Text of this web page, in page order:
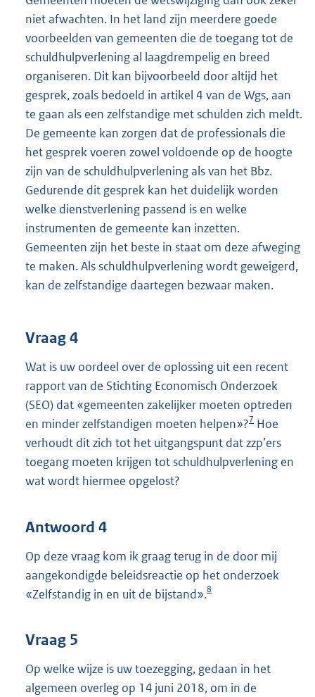
niet afwachten. In het land zijn meerdere goede
voorbeelden van gemeenten die de toegang tot de
schuldhulpverlening al laagdrempelig en breed
organiseren. Dit kan bijvoorbeeld door altijd het
gesprek, zoals bedoeld in artikel 4 van de Wgs, aan
te gaan als een zelfstandige met schulden zich meldt.
De gemeente kan zorgen dat de professionals die
het gesprek voeren zowel voldoende op de hoogte
zijn van de schuldhulpverlening als van het Bbz.
Gedurende dit gesprek kan het duidelijk worden
welke dienstverlening passend is en welke
instrumenten de gemeente kan inzetten.
Gemeenten zijn het beste in staat om deze afweging
te maken. Als schuldhulpverlening wordt geweigerd,
kan de zelfstandige daartegen bezwaar maken.
Vraag 4
Wat is uw oordeel over de oplossing uit een recent
rapport van de Stichting Economisch Onderzoek
(SEO) dat «gemeenten zakelijker moeten optreden
en minder zelfstandigen moeten helpen»?7 Hoe
verhoudt dit zich tot het uitgangspunt dat zzp’ers
toegang moeten krijgen tot schuldhulpverlening en
wat wordt hiermee opgelost?
Antwoord 4
Op deze vraag kom ik graag terug in de door mij
aangekondigde beleidsreactie op het onderzoek
«Zelfstandig in en uit de bijstand».8
Vraag 5
Op welke wijze is uw toezegging, gedaan in het
algemeen overleg op 14 juni 2018, om in de